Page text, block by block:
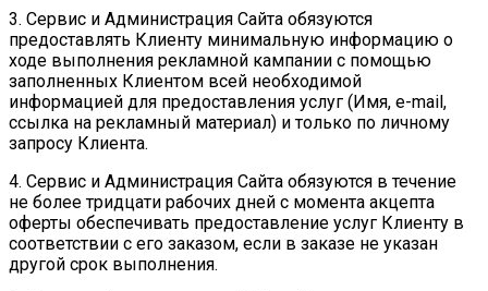
3. Сервис и Администрация Сайта обязуются
предоставлять Клиенту минимальную информацию о
ходе выполнения рекламной кампании с помощью
заполненных Клиентом всей необходимой
информацией для предоставления услуг (Имя, e-mail,
ссылка на рекламный материал) и только по личному
запросу Клиента.
4. Сервис и Администрация Сайта обязуются в течение
не более тридцати рабочих дней с момента акцепта
оферты обеспечивать предоставление услуг Клиенту в
соответствии с его заказом, если в заказе не указан
другой срок выполнения.